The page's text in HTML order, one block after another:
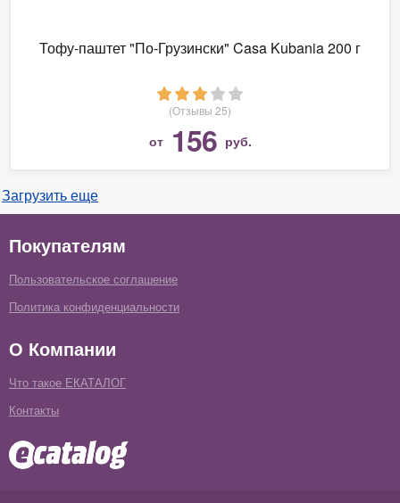
Тофу-паштет "По-Грузински" Casa Kubania 200 г
(Отзывы 25)
от 156 руб.
Загрузить еще
Покупателям
Пользовательское соглашение
Политика конфиденциальности
О Компании
Что такое ЕКАТАЛОГ
Контакты